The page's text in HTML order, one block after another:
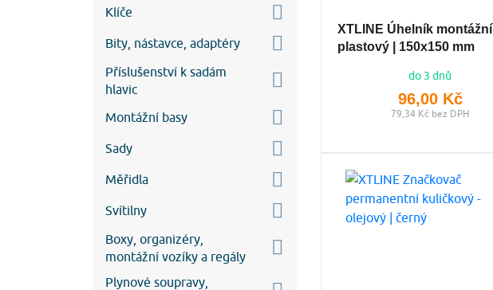
Klíče
Bity, nástavce, adaptéry
Příslušenství k sadám
hlavic
Montážní basy
Sady
Měřidla
Svítilny
Boxy, organizéry,
montážní vozíky a regály
Plynové soupravy,
XTLINE Úhelník montážní
plastový | 150x150 mm
do 3 dnů
96,00 Kč
79,34 Kč bez DPH